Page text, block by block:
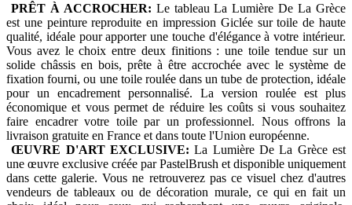
PRÊT À ACCROCHER: Le tableau La Lumière De La Grèce
est une peinture reproduite en impression Giclée sur toile de haute
qualité, idéale pour apporter une touche d'élégance à votre intérieur.
Vous avez le choix entre deux finitions : une toile tendue sur un
solide châssis en bois, prête à être accrochée avec le système de
fixation fourni, ou une toile roulée dans un tube de protection, idéale
pour un encadrement personnalisé. La version roulée est plus
économique et vous permet de réduire les coûts si vous souhaitez
faire encadrer votre toile par un professionnel. Nous offrons la
livraison gratuite en France et dans toute l'Union européenne.
ŒUVRE D'ART EXCLUSIVE:La Lumière De La Grèce est
une œuvre exclusive créée par PastelBrush et disponible uniquement
dans cette galerie. Vous ne retrouverez pas ce visuel chez d'autres
vendeurs de tableaux ou de décoration murale, ce qui en fait un